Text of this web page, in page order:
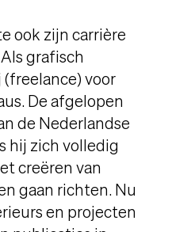
ook zijn carrière
grafisch
voor
De afgelopen
de Nederlandse
hij zich volledig
creëren van
gaan richten. Nu
en projecten